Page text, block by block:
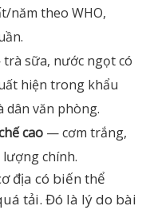
năm theo WHO,
sữa, nước ngọt có
hiện trong khẩu
dân văn phòng.
cao — cơm trắng,
chính.
địa có biến thể
tải. Đó là lý do bài